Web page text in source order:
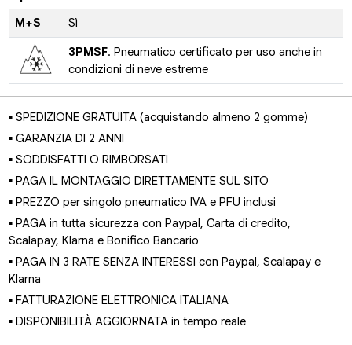
M+S Sì
3PMSF. Pneumatico certificato per uso anche in
condizioni di neve estreme
▪ SPEDIZIONE GRATUITA (acquistando almeno 2 gomme)
▪ GARANZIA DI 2 ANNI
▪ SODDISFATTI O RIMBORSATI
▪ PAGA IL MONTAGGIO DIRETTAMENTE SUL SITO
▪ PREZZO per singolo pneumatico IVA e PFU inclusi
▪ PAGA in tutta sicurezza con Paypal, Carta di credito,
Scalapay, Klarna e Bonifico Bancario
▪ PAGA IN 3 RATE SENZA INTERESSI con Paypal, Scalapay e
Klarna
▪ FATTURAZIONE ELETTRONICA ITALIANA
▪ DISPONIBILITÀ AGGIORNATA in tempo reale